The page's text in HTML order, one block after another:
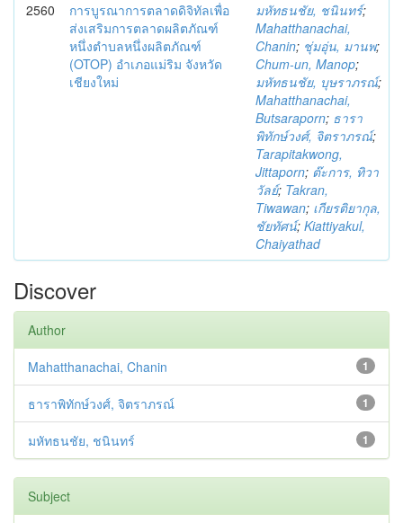
2560
การบูรณาการตลาดดิจิทัลเพื่อ
ส่งเสริมการตลาดผลิตภัณฑ์
หนึ่งตำบลหนึ่งผลิตภัณฑ์
(OTOP) อำเภอแม่ริม จังหวัด
เชียงใหม่
มหัทธนชัย, ชนินทร์;
Mahatthanachai,
Chanin; ชุ่มอุ่น, มานพ;
Chum-un, Manop;
มหัทธนชัย, บุษราภรณ์;
Mahatthanachai,
Butsaraporn; ธารา
พิทักษ์วงศ์, จิตราภรณ์;
Tarapitakwong,
Jittaporn; ต๊ะการ, ทิวา
วัลย์; Takran,
Tiwawan; เกียรติยากุล,
ชัยทัศน์; Kiattiyakul,
Chaiyathad
Discover
Author
1
Mahatthanachai, Chanin
1
ธาราพิทักษ์วงศ์, จิตราภรณ์
1
มหัทธนชัย, ชนินทร์
Subject